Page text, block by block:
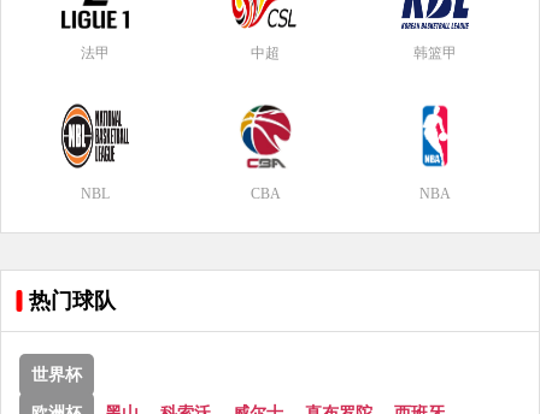
法甲 中超 韩篮甲
NBL CBA NBA
热门球队
世界杯